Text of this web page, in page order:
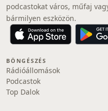
podcastokat város, műfaj
bármilyen eszközön.
BÖNGÉSZÉS
Rádióállomások
Podcastok
Top Dalok